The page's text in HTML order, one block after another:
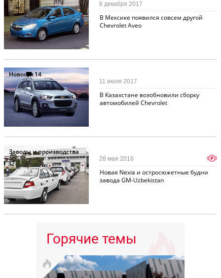
В Мексике появился совсем другой
Chevrolet Aveo
8 декабря 2017
Новости14
В Казахстане возобновили сборку
автомобилей Chevrolet
11 июля 2017
Заводы и производства
32
Новая Nexia и остросюжетные будни
завода GM-Uzbekistan
28 мая 2016 p
Горячие темы